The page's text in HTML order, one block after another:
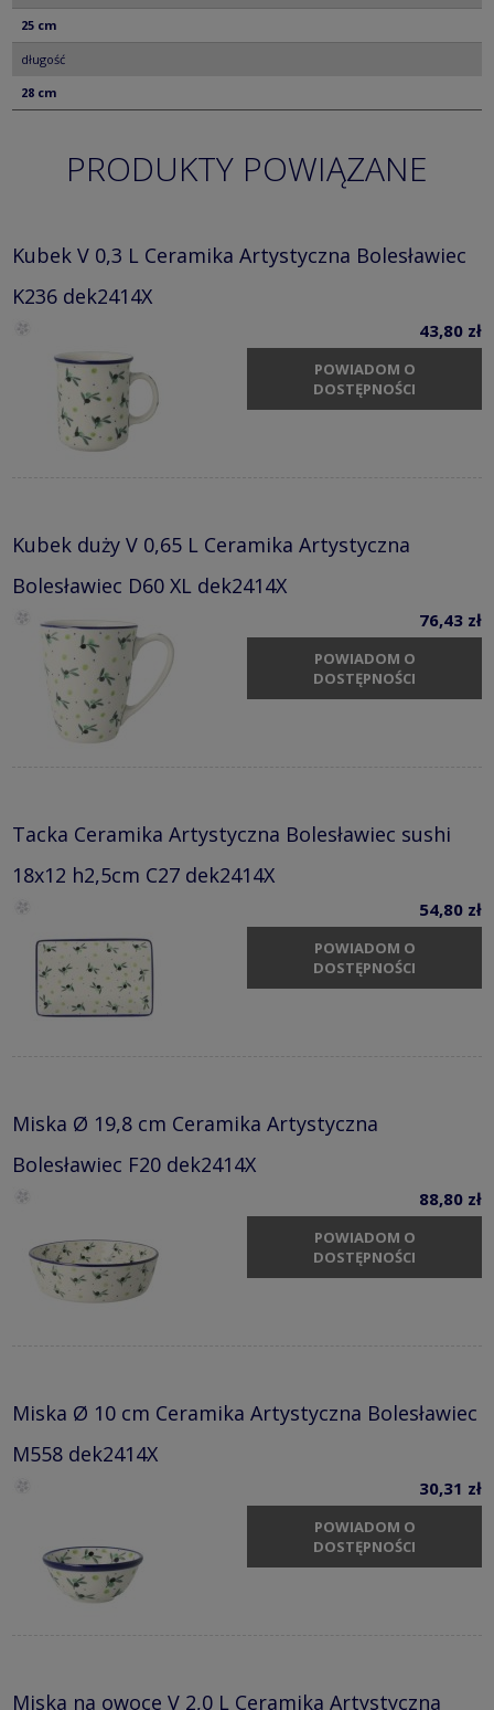
25 cm
długość
28 cm
PRODUKTY POWIĄZANE
Kubek V 0,3 L Ceramika Artystyczna Bolesławiec
K236 dek2414X
43,80 zł
POWIADOM O
DOSTĘPNOŚCI
Kubek duży V 0,65 L Ceramika Artystyczna
Bolesławiec D60 XL dek2414X
76,43 zł
POWIADOM O
DOSTĘPNOŚCI
Tacka Ceramika Artystyczna Bolesławiec sushi
18x12 h2,5cm C27 dek2414X
54,80 zł
POWIADOM O
DOSTĘPNOŚCI
Miska Ø 19,8 cm Ceramika Artystyczna
Bolesławiec F20 dek2414X
88,80 zł
POWIADOM O
DOSTĘPNOŚCI
Miska Ø 10 cm Ceramika Artystyczna Bolesławiec
M558 dek2414X
30,31 zł
POWIADOM O
DOSTĘPNOŚCI
Miska na owoce V 2,0 L Ceramika Artystyczna